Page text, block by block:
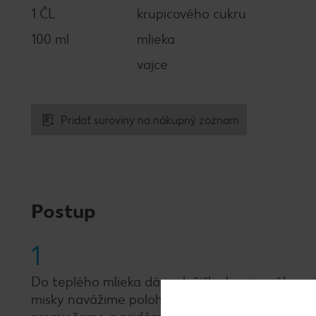
1 ČL
krupicového cukru
100 ml
mlieka
vajce
Pridať suroviny na nákupný zoznam
Postup
1
Do teplého mlieka dáme lyžičku krupicového
misky navážime polohrubú a hladkú múku.